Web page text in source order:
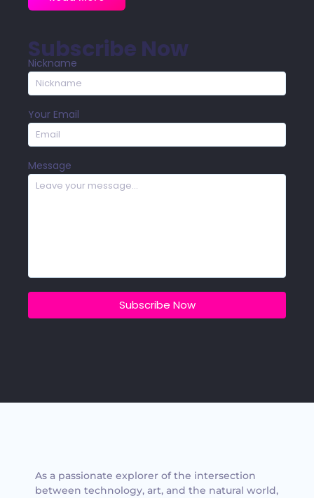
Subscribe Now
Nickname
Your Email
Message
Subscribe Now
As a passionate explorer of the intersection
between technology, art, and the natural world,